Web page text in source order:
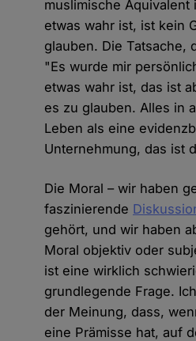
muslimische Äquivalent
etwas wahr ist, ist kein
glauben. Die Tatsache,
"Es wurde mir
etwas wahr ist, das ist
es zu glauben. Alles in
Leben als eine
Unternehmung, das ist
Die Moral – wir haben
faszinierende
gehört, und wir haben
Moral objektiv oder
ist eine wirklich
grundlegende Frage.
der Meinung, dass,
eine Prämisse hat, auf